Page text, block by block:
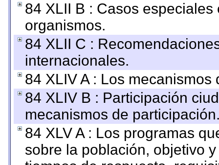
84 XLII B : Casos
organismos.
84 XLII C :
internacionales.
84 XLIV A : Los
84 XLIV B : Participación
mecanismos de
84 XLV A : Los programas
sobre la población, objetivo